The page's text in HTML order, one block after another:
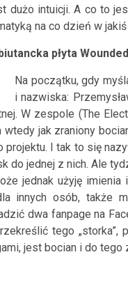
dużo intuicji. A co to
na co dzień w
płyta
Na początku, gdy
i nazwiska:
W zespole (The
jak zraniony
I tak to się
do jednej z nich. Ale
jednak użyję
innych osób, także
dwa fanpage na
tego „storka”,
jest bocian i do tego